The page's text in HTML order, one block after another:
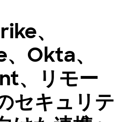
、
Okta、
、リモー
セキュリテ